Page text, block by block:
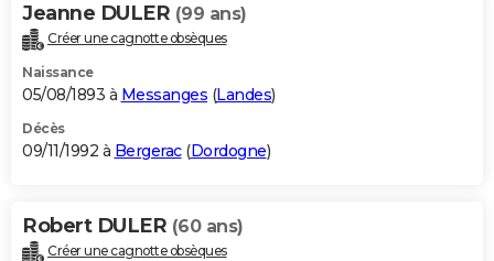
Jeanne DULER (99 ans)
Créer une cagnotte obsèques
Naissance
05/08/1893 à Messanges (Landes)
Décès
09/11/1992 à Bergerac(Dordogne)
Robert DULER (60 ans)
Créer une cagnotte obsèques